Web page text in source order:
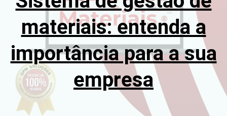
materiais: entenda a
importância para a sua
empresa